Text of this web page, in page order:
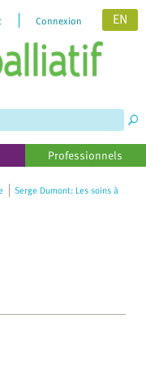
Connexion EN
Professionnels
Serge Dumont: Les soins à